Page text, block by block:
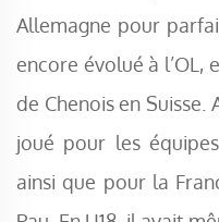
Allemagne pour
encore évolué à l’OL,
de Chenois en Suisse.
joué pour les
ainsi que pour la